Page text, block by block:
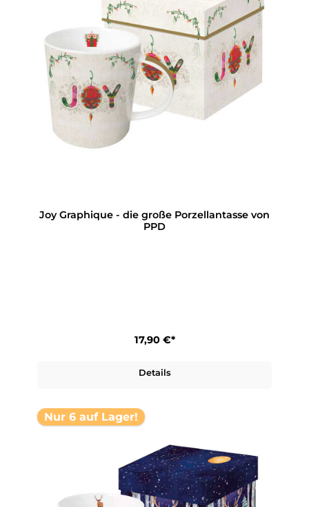
Joy Graphique - die große Porzellantasse von
PPD
17,90 €*
Details
Nur 6 auf Lager!